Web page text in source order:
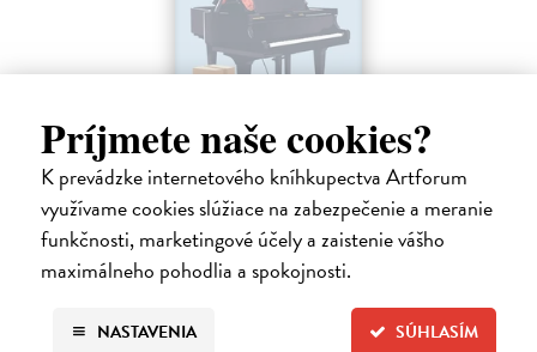
Príjmete naše cookies?
K prevádzke internetového kníhkupectva Artforum
využívame cookies slúžiace na zabezpečenie a meranie
funkčnosti, marketingové účely a zaistenie vášho
maximálneho pohodlia a spokojnosti.
SÚHLASÍM
NASTAVENIA
Rieka času
Mercier Pascal| Kniha
Pascal Mercier bol vždy majstrom filozofického rozprávania. Romány
Nočný vlak do Lisabonu či Váha slov podnietili milióny čitateľov k
zamysleniu sa nad veľkými témami, ako sú identita, sloboda, čas či…
Na sklade ?